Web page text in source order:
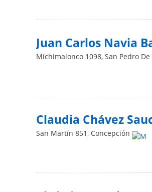
Juan Carlos Navia
Michimalonco 1098, San Pedro De
Claudia Chávez
San Martín 851 , Concepción